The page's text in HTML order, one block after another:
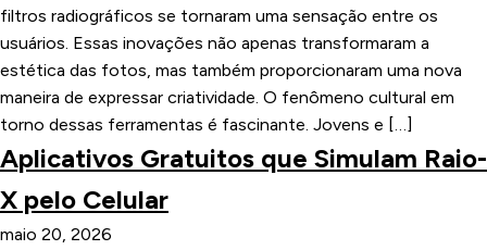
filtros radiográficos se tornaram uma sensação entre os
usuários. Essas inovações não apenas transformaram a
estética das fotos, mas também proporcionaram uma nova
maneira de expressar criatividade. O fenômeno cultural em
torno dessas ferramentas é fascinante. Jovens e […]
Aplicativos Gratuitos que Simulam Raio-
X pelo Celular
maio 20, 2026